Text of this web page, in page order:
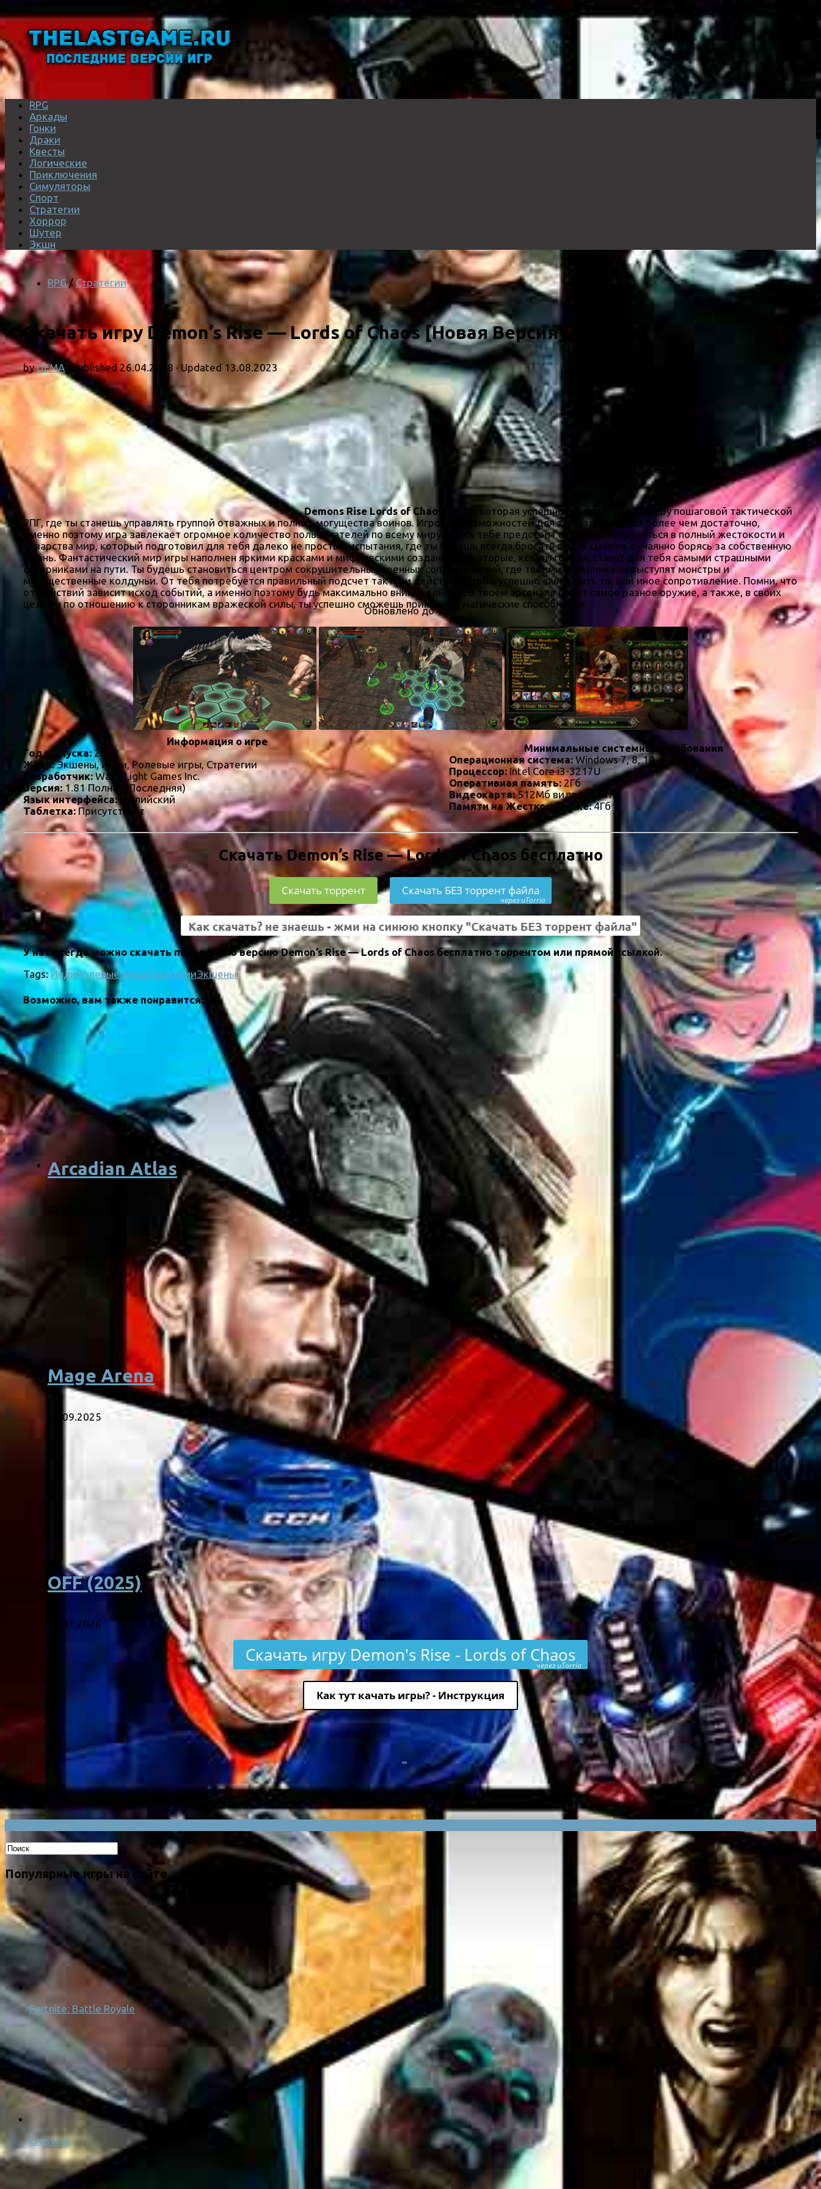
RPG
Аркады
Гонки
Драки
Квесты
Логические
Приключения
Симуляторы
Спорт
Стратегии
Хоррор
Шутер
Экшн
RPG / Стратегии
Скачать игру Demon’s Rise — Lords of Chaos [Новая Версия] на ПК
byDEMA · Published26.04.2018 · Updated 13.08.2023
Demons Rise Lords of Chaos
– игра, которая успешно относит себя к жанру пошаговой тактической
РПГ, где ты станешь управлять группой отважных и полных могущества воинов. Игровых возможностей для тебя здесь будет более чем достаточно,
именно поэтому игра завлекает огромное количество пользователей по всему миру. Здесь тебе предстоит с головой погрузиться в полный жестокости и
коварства мир, который подготовил для тебя далеко не простые испытания, где ты будешь всегда бросать вызов смерти, отчаянно борясь за собственную
жизнь. Фантастический мир игры наполнен яркими красками и мифическими созданиями, которые, кстати говоря, станут для тебя самыми страшными
соперниками на пути. Ты будешь становиться центром сокрушительных военных сопротивлений, где твоими соперниками выступят монстры и
могущественные колдуньи. От тебя потребуется правильный подсчет тактики действий, чтобы успешно завершить то, или иное сопротивление. Помни, что
от действий зависит исход событий, а именно поэтому будь максимально внимательным. В твоём арсенале будет самое разное оружие, а также, в своих
целях и по отношению к сторонникам вражеской силы, ты успешно сможешь применить магические способности.
Обновлено до 1.81
Информация о игре
Год выпуска:2018
Жанр:Экшены, Инди, Ролевые игры, Стратегии
Разработчик:Wave Light Games Inc.
Версия: 1.81 Полная (Последняя)
Язык интерфейса:английский
Таблетка: Присутствует
Минимальные системные требования
Операционная система: Windows 7, 8, 10
Процессор: Intel Core i3-3217U
Оперативная память:2Гб
Видеокарта:512Мб видеопамяти
Памяти на Жестком Диске:4Гб
Скачать Demon’s Rise — Lords of Chaos бесплатно
Скачать торрент Скачать БЕЗ торрент файла
через uTorria
У нас всегда можно скачать последнюю версию Demon’s Rise — Lords of Chaos бесплатно торрентом или прямой ссылкой.
Tags: ИндиРолевые игрыСтратегииЭкшены
Возможно, вам также понравится:
Arcadian Atlas
Mage Arena
26.09.2025
OFF (2025)
12.01.2026
Скачать игру Demon's Rise - Lords of Chaos
через uTorria
Как тут качать игры? - Инструкция
Популярные игры на сайте
Fortnite: Battle Royale
Crossout